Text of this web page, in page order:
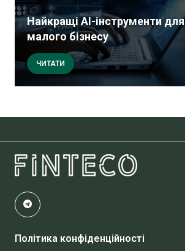
Найкращі AI-інструменти для
малого бізнесу
ЧИТАТИ
Політика конфіденційності